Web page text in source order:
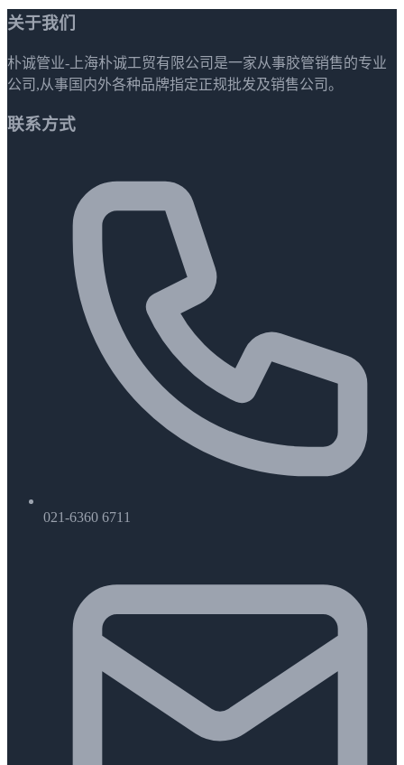
关于我们
朴诚管业-上海朴诚工贸有限公司是一家从事胶管销售的专业
公司,从事国内外各种品牌指定正规批发及销售公司。
联系方式
021-6360 6711